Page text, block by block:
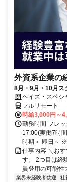
外資系企業の
8月・9月・10月ス
大／700万～800
ヘイズ・スペシ
フルリモート
時給3,000円～
勤務時間 フレ
17:00(実働7時
時期＞ 即日～
仕事内容 ＼お
す。 2つ目は経
員登用の可能性
業界未経験者歓迎 社